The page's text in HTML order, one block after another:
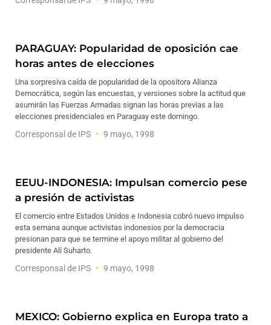
PARAGUAY: Popularidad de oposición cae
horas antes de elecciones
Una sorpresiva caída de popularidad de la opositora Alianza
Democrática, según las encuestas, y versiones sobre la actitud que
asumirán las Fuerzas Armadas signan las horas previas a las
elecciones presidenciales en Paraguay este domingo.
Corresponsal de IPS 9 mayo, 1998
EEUU-INDONESIA: Impulsan comercio pese
a presión de activistas
El comercio entre Estados Unidos e Indonesia cobró nuevo impulso
esta semana aunque activistas indonesios por la democracia
presionan para que se termine el apoyo militar al gobierno del
presidente Alí Suharto.
Corresponsal de IPS 9 mayo, 1998
MEXICO: Gobierno explica en Europa trato a